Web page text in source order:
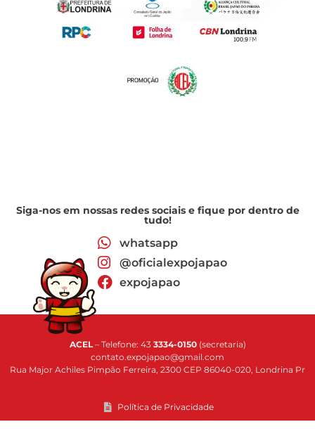
Siga-nos em nossas redes sociais e fique por dentro de
tudo!
whatsapp
@oficialexpojapao
expojapao
ACEL– Telefone: 43 3334-0150(secretaria)
contato.expojapao@gmail.com
Rua Major Achiles Pimpão Ferreira, 2300 CEP 86040-020, Londrina Pr
Política de Privacidade